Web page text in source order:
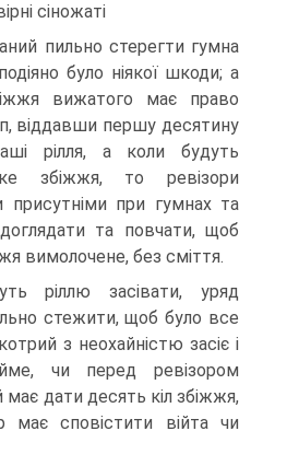
сіножаті
пильно стерегти гумна
було ніякої шкоди; а
вижатого має право
віддавши першу десятину
рілля, а коли будуть
збіжжя, то ревізори
присутніми при гумнах та
та повчати, щоб
вимолочене, без сміття.
ріллю засівати, уряд
стежити, щоб було все
з неохайністю засіє і
чи перед ревізором
має дати десять кіл збіжжя,
має сповістити війта чи